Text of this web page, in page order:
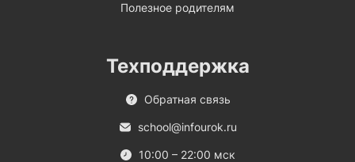
Полезное родителям
Техподдержка
Обратная связь
school@infourok.ru
10:00 – 22:00 мск